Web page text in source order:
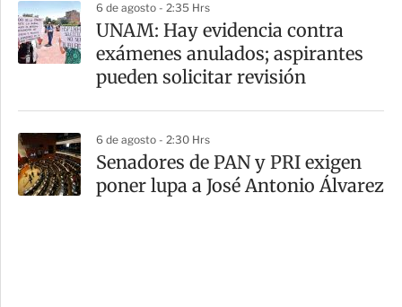
6 de agosto - 2:35 Hrs
UNAM: Hay evidencia contra
exámenes anulados; aspirantes
pueden solicitar revisión
6 de agosto - 2:30 Hrs
Senadores de PAN y PRI exigen
poner lupa a José Antonio Álvarez